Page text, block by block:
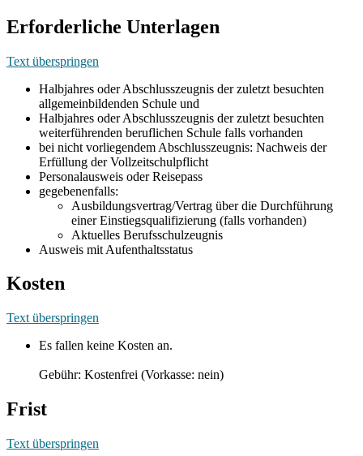
Erforderliche Unterlagen
Text überspringen
Halbjahres oder Abschlusszeugnis der zuletzt besuchten
allgemeinbildenden Schule und
Halbjahres oder Abschlusszeugnis der zuletzt besuchten
weiterführenden beruflichen Schule falls vorhanden
bei nicht vorliegendem Abschlusszeugnis: Nachweis der
Erfüllung der Vollzeitschulpflicht
Personalausweis oder Reisepass
gegebenenfalls:
Ausbildungsvertrag/Vertrag über die Durchführung
einer Einstiegsqualifizierung (falls vorhanden)
Aktuelles Berufsschulzeugnis
Ausweis mit Aufenthaltsstatus
Kosten
Text überspringen
Es fallen keine Kosten an.
Gebühr: Kostenfrei (Vorkasse: nein)
Frist
Text überspringen